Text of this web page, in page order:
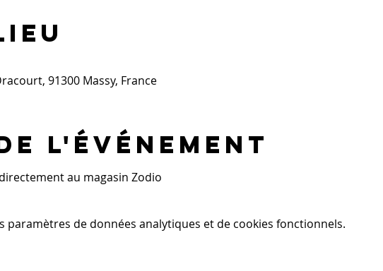
91300 Massy, France
l'événement
au magasin Zodio
paramètres de données analytiques et de cookies fonctionnels.